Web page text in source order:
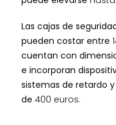
Las cajas de
pueden costar entre
cuentan con
e incorporan
sistemas de retardo
de 400 euros.